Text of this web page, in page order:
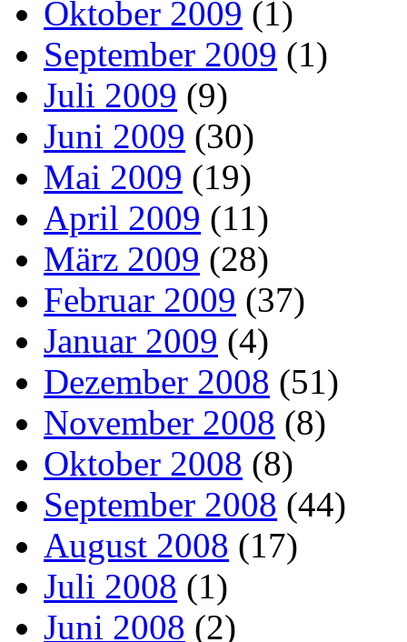
Oktober 2009 (1)
September 2009 (1)
Juli 2009 (9)
Juni 2009 (30)
Mai 2009 (19)
April 2009 (11)
März 2009 (28)
Februar 2009 (37)
Januar 2009 (4)
Dezember 2008 (51)
November 2008 (8)
Oktober 2008 (8)
September 2008 (44)
August 2008 (17)
Juli 2008 (1)
Juni 2008 (2)